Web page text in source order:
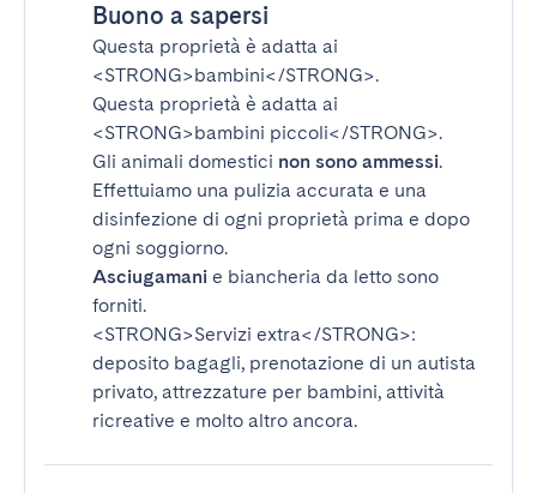
Buono a sapersi
Questa proprietà è adatta ai
<STRONG>bambini</STRONG>.
Questa proprietà è adatta ai
<STRONG>bambini piccoli</STRONG>.
Gli animali domestici non sono ammessi.
Effettuiamo una pulizia accurata e una
disinfezione di ogni proprietà prima e dopo
ogni soggiorno.
Asciugamani e biancheria da letto sono
forniti.
<STRONG>Servizi extra</STRONG>:
deposito bagagli, prenotazione di un autista
privato, attrezzature per bambini, attività
ricreative e molto altro ancora.